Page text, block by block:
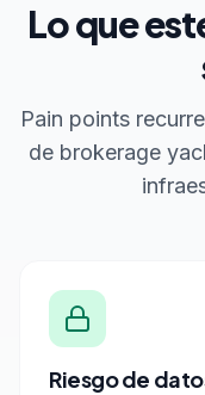
Lo que
Pain points
de brokerage
Riesgo de